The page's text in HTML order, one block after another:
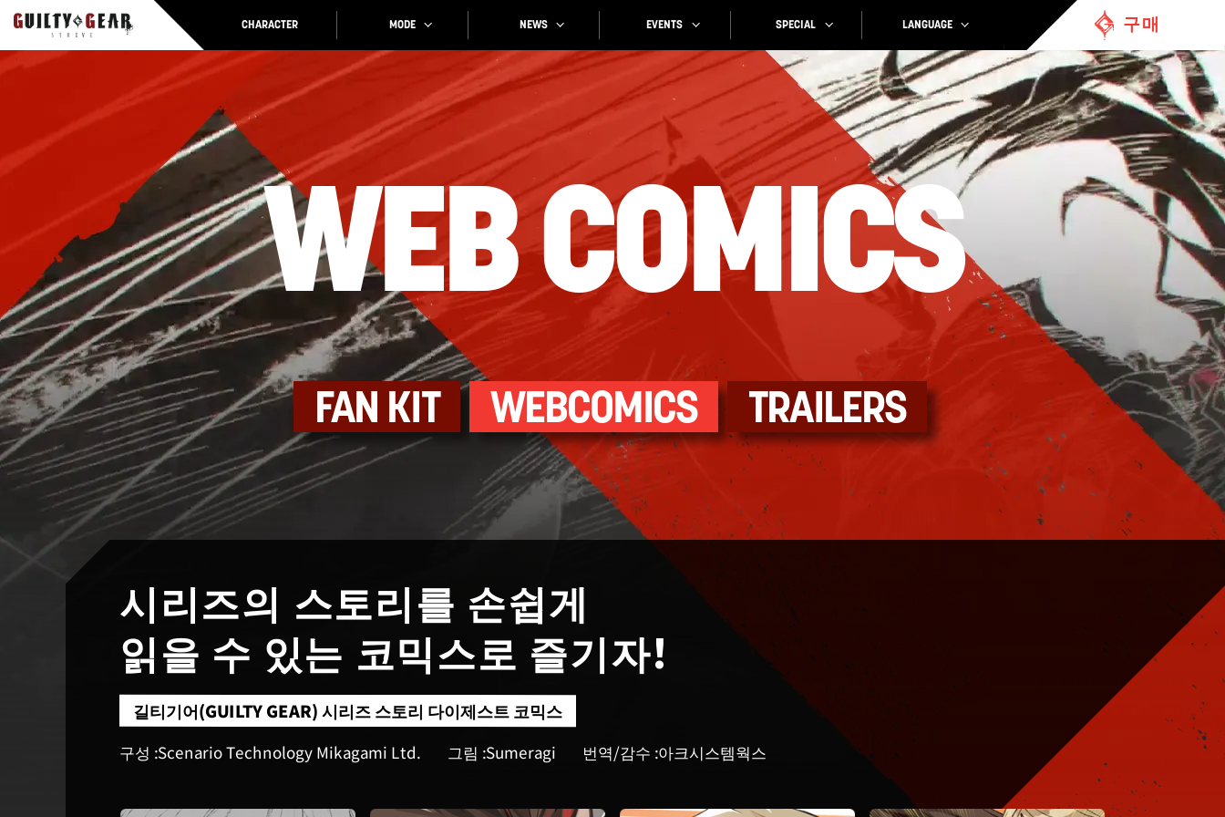
CHARACTER MODE NEWS EVENTS SPECIAL LANGUAGE 구매
WEBCOMICS
FAN KIT WEBCOMICS TRAILERS
시리즈의 스토리를 손쉽게
읽을 수 있는 코믹스로 즐기자!
길티기어(GUILTY GEAR) 시리즈 스토리 다이제스트 코믹스
구성 :Scenario Technology Mikagami Ltd. 그림 :Sumeragi 번역/감수 :아크시스템웍스